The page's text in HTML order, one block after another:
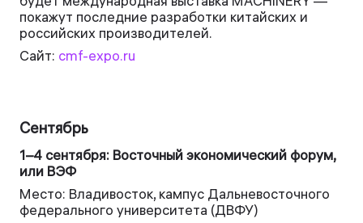
покажут последние разработки китайских и
российских производителей.
Сайт: cmf-expo.ru
Сентябрь
1–4 сентября: Восточный экономический форум,
или ВЭФ
Место: Владивосток, кампус Дальневосточного
федерального университета (ДВФУ)